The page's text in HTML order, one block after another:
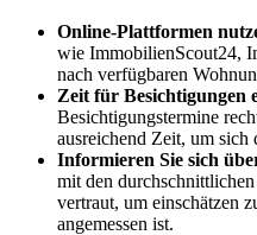
Online-Plattformen
wie ImmobilienScout24,
nach verfügbaren
Zeit für Besichtigungen
Besichtigungstermine
ausreichend Zeit, um sich
Informieren Sie sich
mit den
vertraut, um einschätzen
angemessen ist.